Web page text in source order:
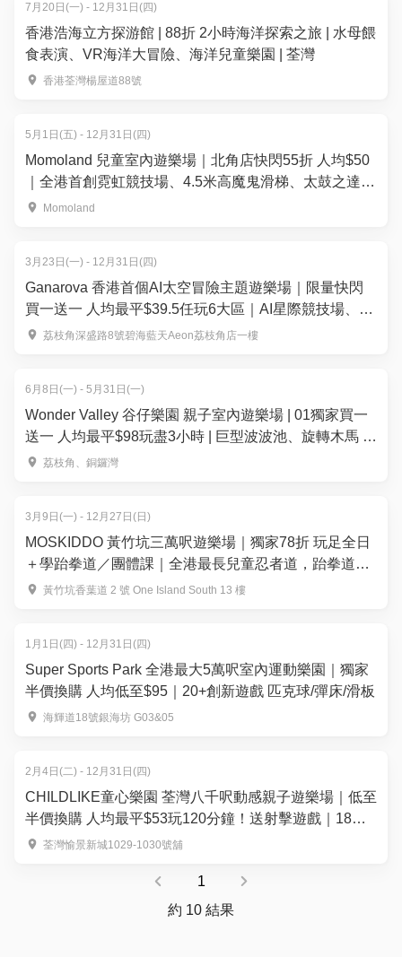
7月20日(一) - 12月31日(四)
香港浩海立方探游館 | 88折 2小時海洋探索之旅 | 水母餵
食表演、VR海洋大冒險、海洋兒童樂園 | 荃灣
香港荃灣楊屋道88號
5月1日(五) - 12月31日(四)
Momoland 兒童室內遊樂場｜北角店快閃55折 人均$50
｜全港首創霓虹競技場、4.5米高魔鬼滑梯、太鼓之達人
| 荃灣西店、北角店
Momoland
3月23日(一) - 12月31日(四)
Ganarova 香港首個AI太空冒險主題遊樂場｜限量快閃
買一送一 人均最平$39.5任玩6大區｜AI星際競技場、太
空無重力世界｜荔枝角好去處
荔枝角深盛路8號碧海藍天Aeon荔枝角店一樓
6月8日(一) - 5月31日(一)
Wonder Valley 谷仔樂園 親子室內遊樂場 | 01獨家買一
送一 人均最平$98玩盡3小時 | 巨型波波池、旋轉木馬 |
荔枝角、銅鑼灣店
荔枝角、銅鑼灣
3月9日(一) - 12月27日(日)
MOSKIDDO 黃竹坑三萬呎遊樂場｜獨家78折 玩足全日
＋學跆拳道／團體課｜全港最長兒童忍者道，跆拳道課
程 黃竹坑香葉道 2 號 One Island South 13 樓
1月1日(四) - 12月31日(四)
Super Sports Park 全港最大5萬呎室內運動樂園｜獨家
半價換購 人均低至$95｜20+創新遊戲 匹克球/彈床/滑板
海輝道18號銀海坊 G03&05
2月4日(二) - 12月31日(四)
CHILDLIKE童心樂園 荃灣八千呎動感親子遊樂場｜低至
半價換購 人均最平$53玩120分鐘！送射擊遊戲｜18大
主題區玩全港獨有MR互動體驗及水上小船漂流
荃灣愉景新城1029-1030號舖
1
約 10 結果